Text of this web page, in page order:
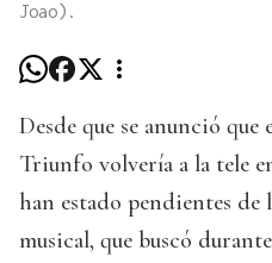
Joao).
Desde que se anunció
Triunfo volvería a la tele
han estado pendientes
musical, que buscó